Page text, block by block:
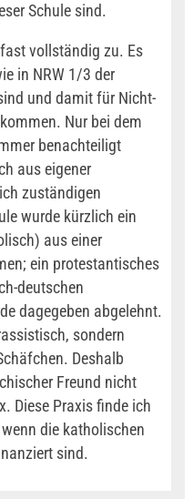
Schule sind.
vollständig zu. Es
in NRW 1/3 der
und damit für Nicht-
Nur bei dem
benachteiligt
aus eigener
zuständigen
wurde kürzlich ein
aus einer
ein protestantisches
deutschen
dagegeben abgelehnt.
sondern
Deshalb
Freund nicht
Diese Praxis finde ich
die katholischen
sind.